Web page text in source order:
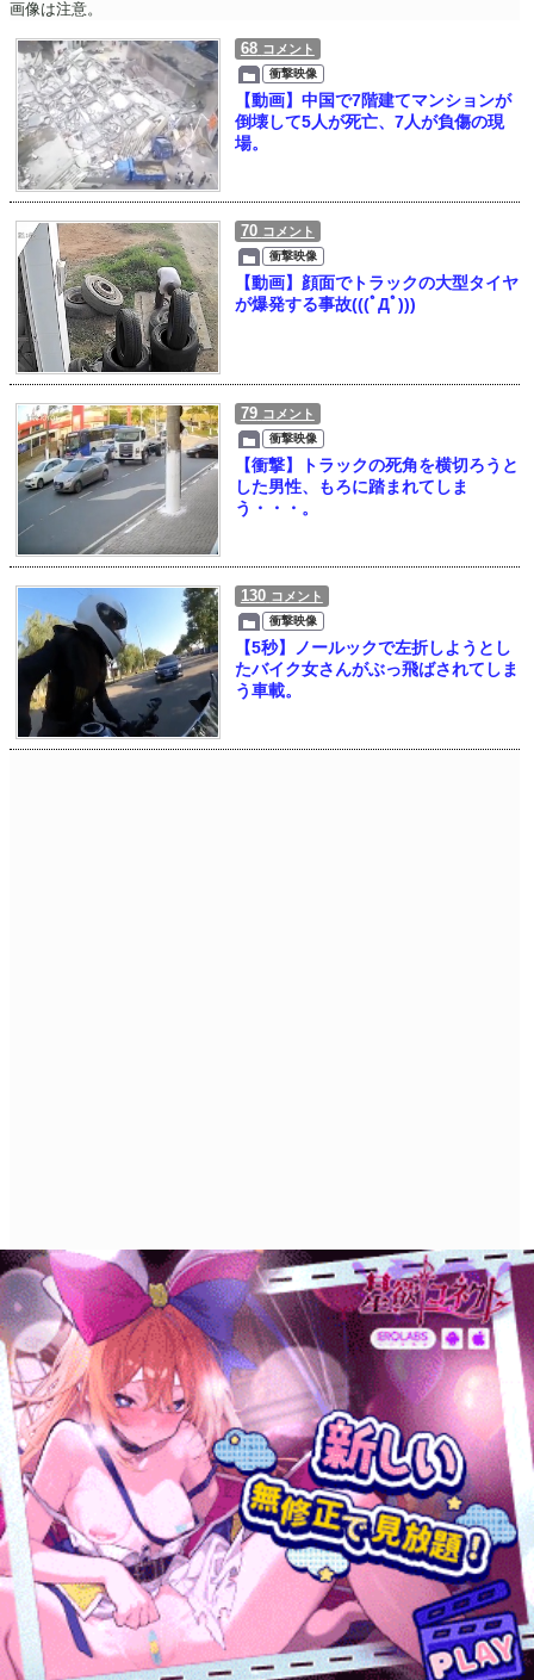
画像は注意。
68 コメント
衝撃映像
【動画】中国で7階建てマンションが
倒壊して5人が死亡、7人が負傷の現
場。
70 コメント
衝撃映像
【動画】顔面でトラックの大型タイヤ
が爆発する事故(((ﾟДﾟ)))
79 コメント
衝撃映像
【衝撃】トラックの死角を横切ろうと
した男性、もろに踏まれてしま
う・・・。
130 コメント
衝撃映像
【5秒】ノールックで左折しようとし
たバイク女さんがぶっ飛ばされてしま
う車載。